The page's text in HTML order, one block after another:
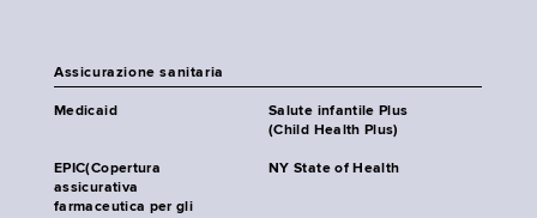
Assicurazione sanitaria
Medicaid
Salute infantile Plus
(Child Health Plus)
EPIC(Copertura
assicurativa
farmaceutica per gli
NY State of Health